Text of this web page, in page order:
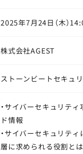
2025年7月24日（木）
株式会社AGEST
ストーンビートセキュ
・サイバーセキュリテ
ド情報
・サイバーセキュリテ
層に求められる役割とは